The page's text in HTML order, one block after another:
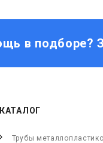
в подборе?
КАТАЛОГ
Трубы